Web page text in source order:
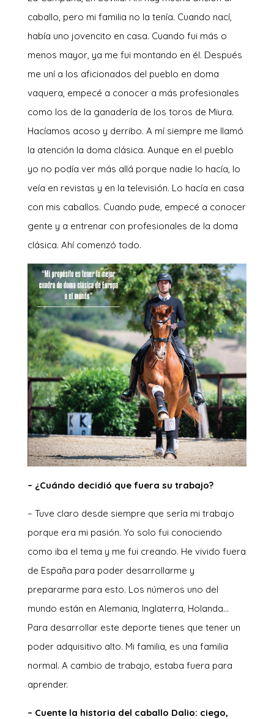
caballo, pero mi familia no la tenía. Cuando nací,
había uno jovencito en casa. Cuando fui más o
menos mayor, ya me fui montando en él. Después
me uní a los aficionados del pueblo en doma
vaquera, empecé a conocer a más profesionales
como los de la ganadería de los toros de Miura.
Hacíamos acoso y derribo. A mí siempre me llamó
la atención la doma clásica. Aunque en el pueblo
yo no podía ver más allá porque nadie lo hacía, lo
veía en revistas y en la televisión. Lo hacía en casa
con mis caballos. Cuando pude, empecé a conocer
gente y a entrenar con profesionales de la doma
clásica. Ahí comenzó todo.
– ¿Cuándo decidió que fuera su trabajo?
– Tuve claro desde siempre que sería mi trabajo
porque era mi pasión. Yo solo fui conociendo
como iba el tema y me fui creando. He vivido fuera
de España para poder desarrollarme y
prepararme para esto. Los números uno del
mundo están en Alemania, Inglaterra, Holanda…
Para desarrollar este deporte tienes que tener un
poder adquisitivo alto. Mi familia, es una familia
normal. A cambio de trabajo, estaba fuera para
aprender.
– Cuente la historia del caballo Dalio: ciego,